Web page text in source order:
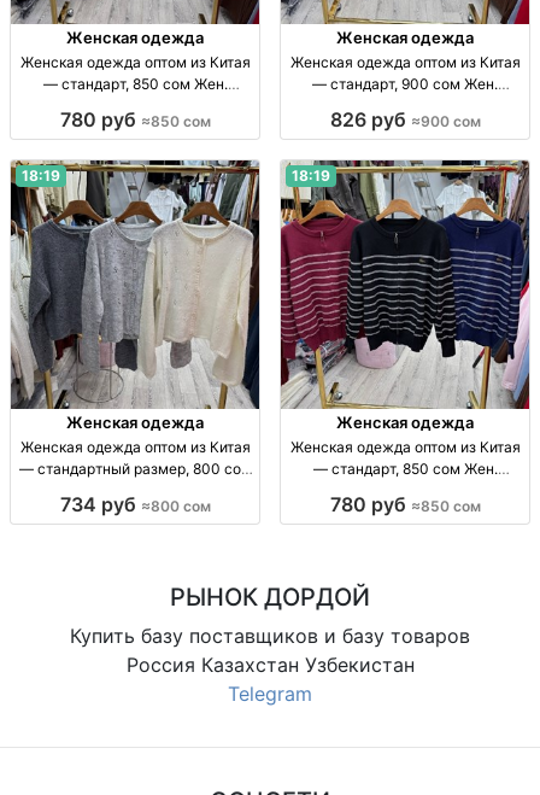
Женская одежда
Женская одежда оптом из Китая
— стандарт, 850 сом Жен.
прямые поставки, отправка по
780 руб ≈850 сом
Женская одежда
Женская одежда оптом из Китая
— стандарт, 900 сом Жен.
сом; отправка по СНГ
826 руб ≈900 сом
18:19
Женская одежда
Женская одежда оптом из Китая
— стандартный размер, 800 сом
Китай, 800 сом, отправка по СНГ
734 руб ≈800 сом
18:19
Женская одежда
Женская одежда оптом из Китая
— стандарт, 850 сом Жен.
Китай, 850 сом.
780 руб ≈850 сом
РЫНОК ДОРДОЙ
Купить базу поставщиков и базу товаров
Россия Казахстан Узбекистан
Telegram